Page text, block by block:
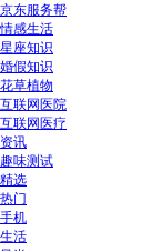
京东服务帮
情感生活
星座知识
婚假知识
花草植物
互联网医院
互联网医疗
资讯
趣味测试
精选
热门
手机
生活